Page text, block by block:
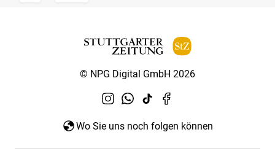
© NPG Digital GmbH 2026
Wo Sie uns noch folgen können